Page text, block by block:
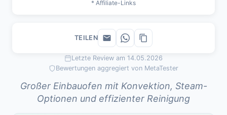
Letzte Review am 14.05.2026
Bewertungen aggregiert von MetaTester
Großer Einbauofen mit Konvektion, Steam-
Optionen und effizienter Reinigung
* Affiliate-Links
TEILEN